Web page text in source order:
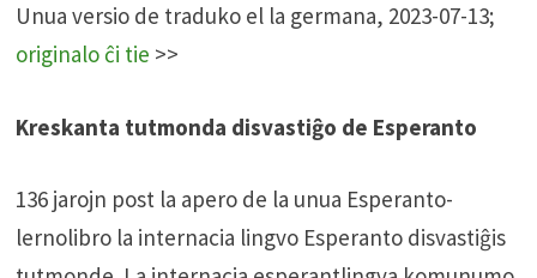
Unua versio de traduko el la germana, 2023-07-13;
originalo ĉi tie >>
Kreskanta tutmonda disvastiĝo de Esperanto
136 jarojn post la apero de la unua Esperanto-
lernolibro la internacia lingvo Esperanto disvastiĝis